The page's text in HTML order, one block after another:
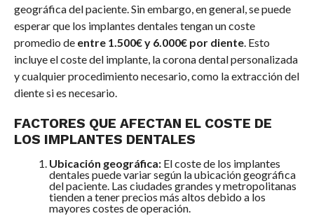
geográfica del paciente. Sin embargo, en general, se puede
esperar que los implantes dentales tengan un coste
promedio de entre 1.500€ y 6.000€ por diente. Esto
incluye el coste del implante, la corona dental personalizada
y cualquier procedimiento necesario, como la extracción del
diente si es necesario.
FACTORES QUE AFECTAN EL COSTE DE
LOS IMPLANTES DENTALES
Ubicación geográfica:El coste de los implantes
dentales puede variar según la ubicación geográfica
del paciente. Las ciudades grandes y metropolitanas
tienden a tener precios más altos debido a los
mayores costes de operación.